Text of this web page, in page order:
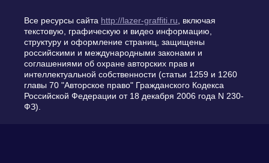
Все ресурсы сайта http://lazer-graffiti.ru , включая
текстовую, графическую и видео информацию,
структуру и оформление страниц, защищены
российскими и международными законами и
соглашениями об охране авторских прав и
интеллектуальной собственности (статьи 1259 и 1260
главы 70 "Авторское право" Гражданского Кодекса
Российской Федерации от 18 декабря 2006 года N 230-
ФЗ).